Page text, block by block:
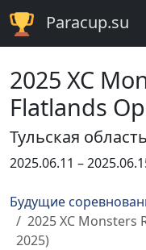
Paracup.su
2025 XC
Flatlands
Тульская область
2025.06.11 –
Будущие
2025 XC Monsters
2025)